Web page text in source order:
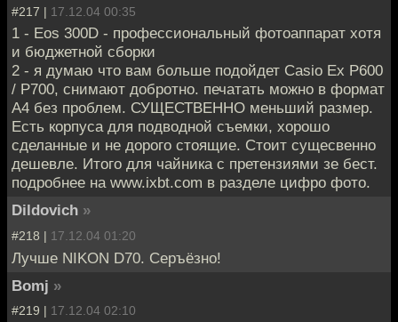
#217 | 17.12.04 00:35
1 - Eos 300D - профессиональный фотоаппарат хотя
и бюджетной сборки
2 - я думаю что вам больше подойдет Casio Ex P600
/ P700, снимают добротно. печатать можно в формат
А4 без проблем. СУЩЕСТВЕННО меньший размер.
Есть корпуса для подводной съемки, хорошо
сделанные и не дорого стоящие. Стоит сущесвенно
дешевле. Итого для чайника с претензиями зе бест.
подробнее на www.ixbt.com в разделе цифро фото.
Dildovich »
#218 | 17.12.04 01:20
Лучше NIKON D70. Серъёзно!
Bomj »
#219 | 17.12.04 02:10